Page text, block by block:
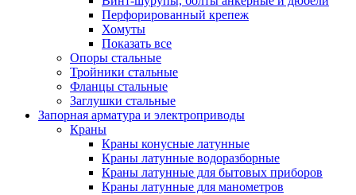
Перфорированный крепеж
Хомуты
Показать все
Опоры стальные
Тройники стальные
Фланцы стальные
Заглушки стальные
Запорная арматура и электроприводы
Краны
Краны конусные латунные
Краны латунные водоразборные
Краны латунные для бытовых приборов
Краны латунные для манометров